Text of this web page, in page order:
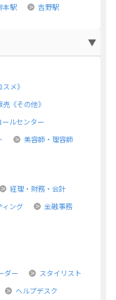
本駅
吉野駅
メ》
売《その他》
ルセンター
美容師・理容師
経理・財務・会計
ィング
金融事務
ダー
スタイリスト
ヘルプデスク